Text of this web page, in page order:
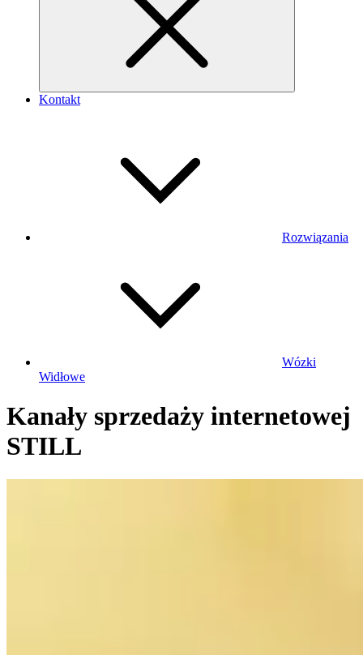
Kontakt
Rozwiązania
Wózki
Widłowe
Kanały sprzedaży internetowej
STILL